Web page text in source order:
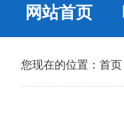
网站首页
您现在的位置： 首页